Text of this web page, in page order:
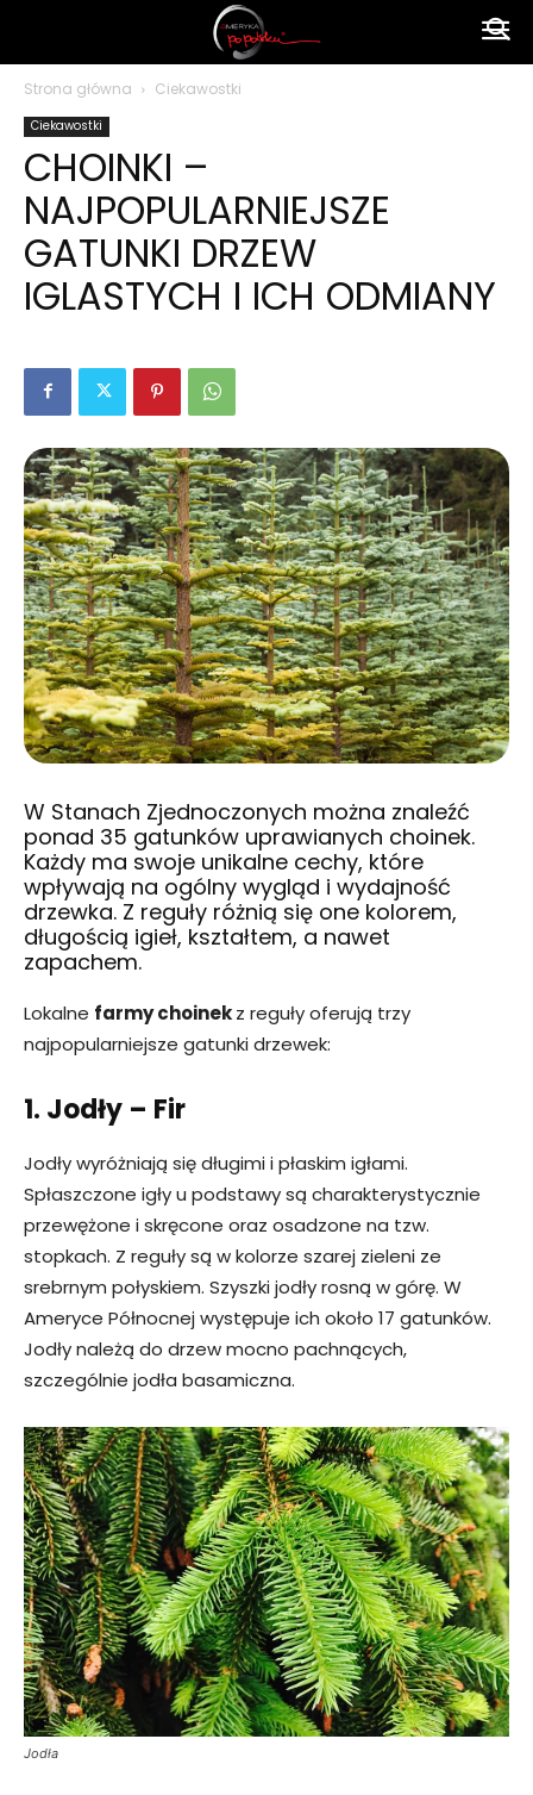
polsku
Strona główna Ciekawostki
Ciekawostki
CHOINKI –
NAJPOPULARNIEJSZE
GATUNKI DRZEW
IGLASTYCH I ICH ODMIANY
W Stanach Zjednoczonych można znaleźć
ponad 35 gatunków uprawianych choinek.
Każdy ma swoje unikalne cechy, które
wpływają na ogólny wygląd i wydajność
drzewka. Z reguły różnią się one kolorem,
długością igieł, kształtem, a nawet
zapachem.
Lokalne farmy choinekz reguły oferują trzy
najpopularniejsze gatunki drzewek:
1. Jodły – Fir
Jodły wyróżniają się długimi i płaskim igłami.
Spłaszczone igły u podstawy są charakterystycznie
przewężone i skręcone oraz osadzone na tzw.
stopkach. Z reguły są w kolorze szarej zieleni ze
srebrnym połyskiem. Szyszki jodły rosną w górę. W
Ameryce Północnej występuje ich około 17 gatunków.
Jodły należą do drzew mocno pachnących,
szczególnie jodła basamiczna.
Jodła